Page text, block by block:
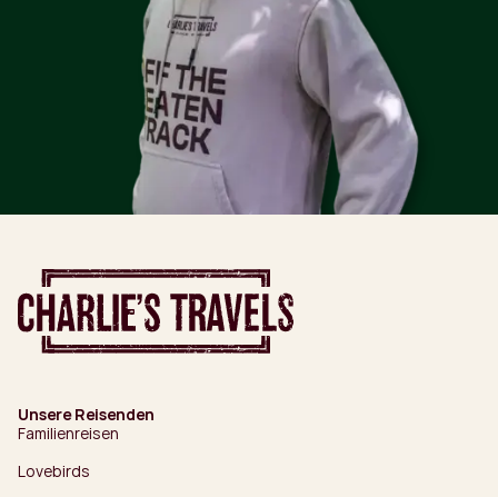
Unsere Reisenden
Familienreisen
Lovebirds